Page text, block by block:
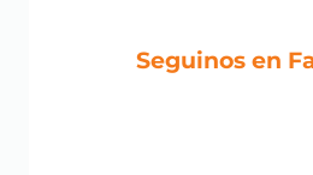
Seguinos en